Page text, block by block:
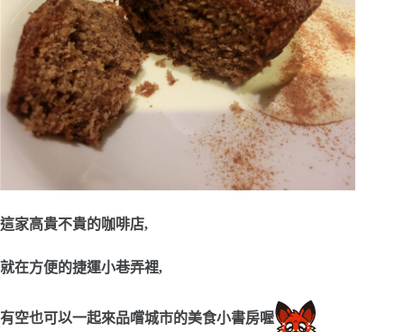
這家高貴不貴的咖啡店,
就在方便的捷運小巷弄裡,
有空也可以一起來品嚐城市的美食小書房喔